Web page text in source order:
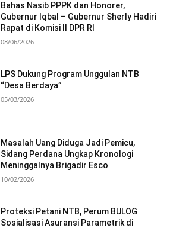
Bahas Nasib PPPK dan Honorer,
Gubernur Iqbal – Gubernur Sherly Hadiri
Rapat di Komisi II DPR RI
08/06/2026
LPS Dukung Program Unggulan NTB
“Desa Berdaya”
05/03/2026
Masalah Uang Diduga Jadi Pemicu,
Sidang Perdana Ungkap Kronologi
Meninggalnya Brigadir Esco
10/02/2026
Proteksi Petani NTB, Perum BULOG
Sosialisasi Asuransi Parametrik di